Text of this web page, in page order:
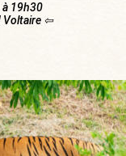
19h30
Voltaire ⇦